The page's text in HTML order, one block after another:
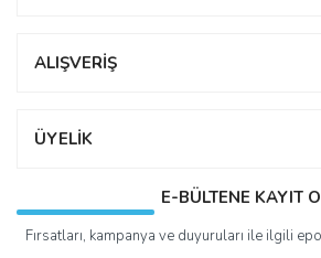
ALIŞVERİŞ
ÜYELİK
E-BÜLTENE KAYIT
Fırsatları, kampanya ve duyuruları ile ilgili